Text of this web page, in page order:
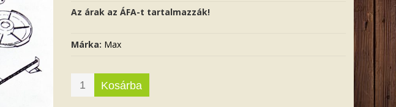
Az árak az ÁFA-t tartalmazzák!
Márka: Max
Kosárba